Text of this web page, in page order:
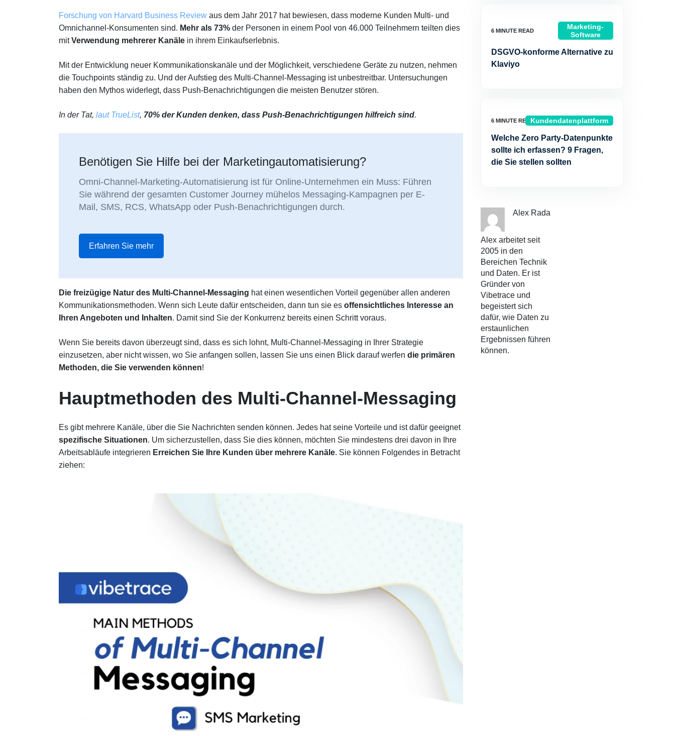
Forschung von Harvard Business Review aus dem Jahr 2017 hat bewiesen, dass moderne Kunden Multi- und
Omnichannel-Konsumenten sind. Mehr als 73% der Personen in einem Pool von 46.000 Teilnehmern teilten dies
mitVerwendung mehrerer Kanäle in ihrem Einkaufserlebnis.
Mit der Entwicklung neuer Kommunikationskanäle und der Möglichkeit, verschiedene Geräte zu nutzen, nehmen
die Touchpoints ständig zu. Und der Aufstieg des Multi-Channel-Messaging ist unbestreitbar. Untersuchungen
haben den Mythos widerlegt, dass Push-Benachrichtigungen die meisten Benutzer stören.
In der Tat, laut TrueList, 70% der Kunden denken, dass Push-Benachrichtigungen hilfreich sind.
Benötigen Sie Hilfe bei der Marketingautomatisierung?
Omni-Channel-Marketing-Automatisierung ist für Online-Unternehmen ein Muss: Führen
Sie während der gesamten Customer Journey mühelos Messaging-Kampagnen per E-
Mail, SMS, RCS, WhatsApp oder Push-Benachrichtigungen durch.
Erfahren Sie mehr
Die freizügige Natur des Multi-Channel-Messaging hat einen wesentlichen Vorteil gegenüber allen anderen
Kommunikationsmethoden. Wenn sich Leute dafür entscheiden, dann tun sie es offensichtliches Interesse an
Ihren Angeboten und Inhalten. Damit sind Sie der Konkurrenz bereits einen Schritt voraus.
Wenn Sie bereits davon überzeugt sind, dass es sich lohnt, Multi-Channel-Messaging in Ihrer Strategie
einzusetzen, aber nicht wissen, wo Sie anfangen sollen, lassen Sie uns einen Blick darauf werfen die primären
Methoden, die Sie verwenden können!
Hauptmethoden des Multi-Channel-Messaging
Es gibt mehrere Kanäle, über die Sie Nachrichten senden können. Jedes hat seine Vorteile und ist dafür geeignet
spezifische Situationen. Um sicherzustellen, dass Sie dies können, möchten Sie mindestens drei davon in Ihre
Arbeitsabläufe integrieren Erreichen Sie Ihre Kunden über mehrere Kanäle. Sie können Folgendes in Betracht
ziehen:
Marketing-
Software
DSGVO-konforme Alternative zu
Klaviyo
Kundendatenplattform
Welche Zero Party-Datenpunkte
sollte ich erfassen? 9 Fragen,
die Sie stellen sollten
Alex Rada
Alex arbeitet seit
2005 in den
Bereichen Technik
und Daten. Er ist
Gründer von
Vibetrace und
begeistert sich
dafür, wie Daten zu
erstaunlichen
Ergebnissen führen
können.